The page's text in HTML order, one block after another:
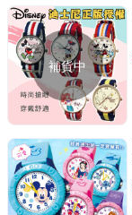
補貨中